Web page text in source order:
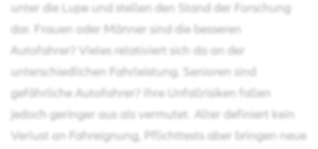
unter die Lupe und stellen den Stand der Forschung
dar. Frauen oder Männer sind die besseren
Autofahrer? Vieles relativiert sich da an der
unterschiedlichen Fahrleistung. Senioren sind
gefährliche Autofahrer? Ihre Unfallrisiken fallen
jedoch geringer aus als vermutet. Alter definiert kein
Verlust an Fahreignung, Pflichttests aber bringen neue